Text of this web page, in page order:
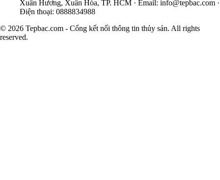
Xuân Hương, Xuân Hòa, TP. HCM · Email: info@tepbac.com ·
Điện thoại: 0888834988
© 2026 Tepbac.com - Cổng kết nối thông tin thủy sản. All rights
reserved.